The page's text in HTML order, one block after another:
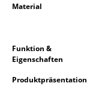
Einzelteile
Material
Funktion &
Eigenschaften
Produktpräsentation